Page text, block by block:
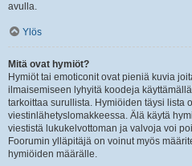
avulla.
Ylös
Mitä ovat hymiöt?
Hymiöt tai emoticonit ovat pieniä kuvia
ilmaisemiseen lyhyitä koodeja
tarkoittaa surullista. Hymiöiden täysi lista
viestinlähetyslomakkeessa. Älä käytä
viestistä lukukelvottoman ja valvoja voi
Foorumin ylläpitäjä on voinut myös
hymiöiden määrälle.